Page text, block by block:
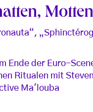
Motten
Ende der Euro-
Ritualen mit
Ma'louba